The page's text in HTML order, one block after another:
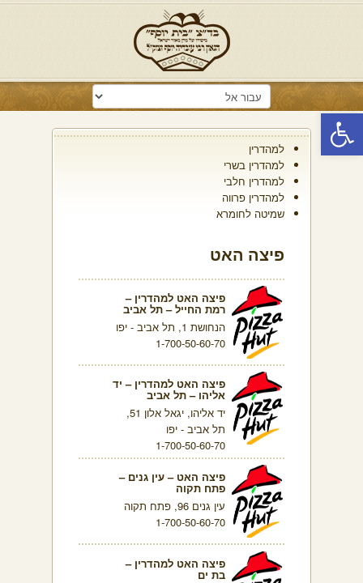
פתח סרגל נגישות
למהדרין
למהדרין בשרי
למהדרין חלבי
למהדרין פרווה
שמיטה לחומרא
פיצה האט
פיצה האט למהדרין –
רמת החייל – תל אביב
הנחושת 1, תל אביב - יפו
1-700-50-60-70
פיצה האט למהדרין – יד
אליהו – תל אביב
יד אליהו, יגאל אלון 51,
תל אביב - יפו
1-700-50-60-70
פיצה האט – עין גנים –
פתח תקוה
עין גנים 96, פתח תקוה
1-700-50-60-70
פיצה האט למהדרין –
בת ים